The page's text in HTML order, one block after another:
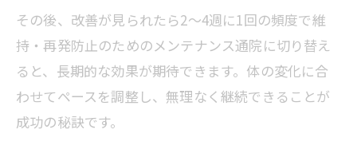
その後、改善が見られたら2～4週に1回の頻度で維
持・再発防止のためのメンテナンス通院に切り替え
ると、長期的な効果が期待できます。体の変化に合
わせてペースを調整し、無理なく継続できることが
成功の秘訣です。